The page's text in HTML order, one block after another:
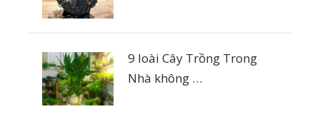
9 loài Cây Trồng Trong
Nhà không …